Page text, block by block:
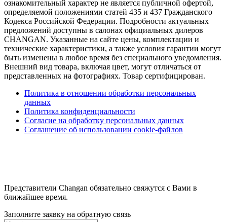
ознакомительный характер не является публичной офертой,
определяемой положениями статей 435 и 437 Гражданского
Кодекса Российской Федерации. Подробности актуальных
предложений доступны в салонах официальных дилеров
CHANGAN. Указанные на сайте цены, комплектации и
технические характеристики, а также условия гарантии могут
быть изменены в любое время без специального уведомления.
Внешний вид товара, включая цвет, могут отличаться от
представленных на фотографиях. Товар сертифицирован.
Политика в отношении обработки персональных
данных
Политика конфиденциальности
Согласие на обработку персональных данных
Соглашение об использовании cookie-файлов
Представители Changan обязательно свяжутся с Вами в
ближайшее время.
Заполните заявку на обратную связь